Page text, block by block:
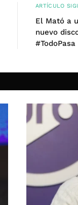
ARTÍCULO
El Mató a
nuevo
#TodoPasa